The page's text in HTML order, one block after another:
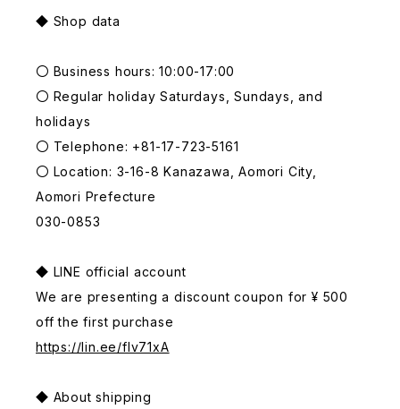
◆ Shop data
〇 Business hours: 10:00-17:00
〇 Regular holiday Saturdays, Sundays, and
holidays
〇 Telephone: +81-17-723-5161
〇 Location: 3-16-8 Kanazawa, Aomori City,
Aomori Prefecture
030-0853
◆ LINE official account
We are presenting a discount coupon for ¥ 500
off the first purchase
https://lin.ee/fIv71xA
◆ About shipping